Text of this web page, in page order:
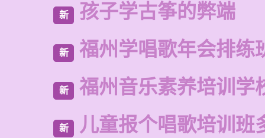
新 孩子学古筝的弊端
新 福州学唱歌年会排练
新 福州音乐素养培训学
新 儿童报个唱歌培训班